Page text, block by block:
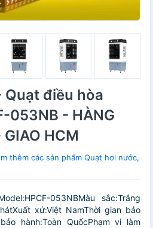
Quạt điều hòa
053NB - HÀNG
HCM
thêm các sản phẩm Quạt hơi nước,
053NBMàu sắc:Trắng
xứ:Việt NamThời gian bảo
hành:Toàn QuốcPhạm vi làm